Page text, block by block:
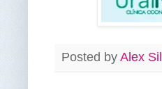
Posted by Alex